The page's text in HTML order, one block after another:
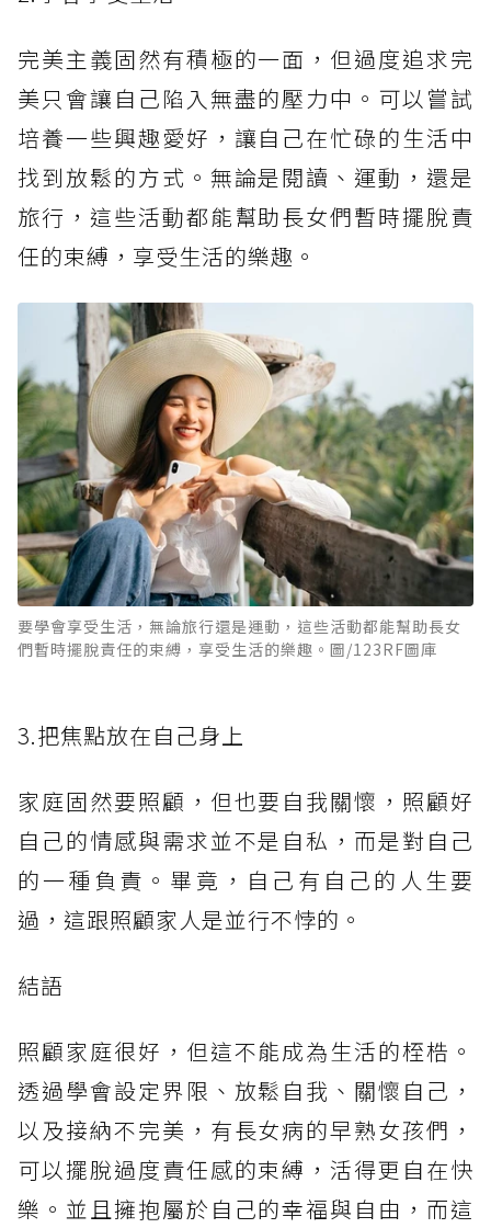
完美主義固然有積極的一面，但過度追求完
美只會讓自己陷入無盡的壓力中。可以嘗試
培養一些興趣愛好，讓自己在忙碌的生活中
找到放鬆的方式。無論是閱讀、運動，還是
旅行，這些活動都能幫助長女們暫時擺脫責
任的束縛，享受生活的樂趣。
要學會享受生活，無論旅行還是運動，這些活動都能幫助長女
們暫時擺脫責任的束縛，享受生活的樂趣。圖/123RF圖庫
3.把焦點放在自己身上
家庭固然要照顧，但也要自我關懷，照顧好
自己的情感與需求並不是自私，而是對自己
的一種負責。畢竟，自己有自己的人生要
過，這跟照顧家人是並行不悖的。
結語
照顧家庭很好，但這不能成為生活的桎梏。
透過學會設定界限、放鬆自我、關懷自己，
以及接納不完美，有長女病的早熟女孩們，
可以擺脫過度責任感的束縛，活得更自在快
樂。並且擁抱屬於自己的幸福與自由，而這